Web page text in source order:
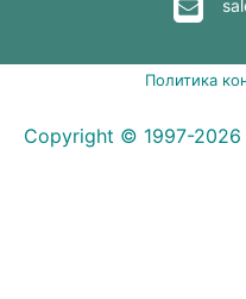
Политика
Copyright © 1997-2026